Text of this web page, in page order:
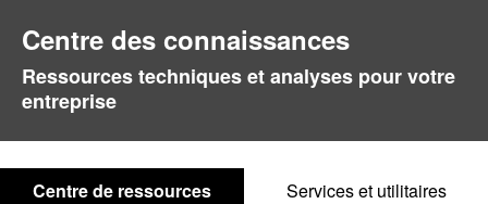
Centre des connaissances
Ressources techniques et analyses pour votre
entreprise
Centre de ressources Services et utilitaires